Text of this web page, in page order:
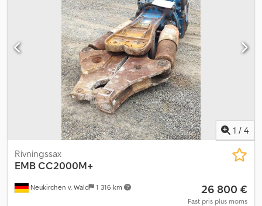
1 / 4
Neukirchen v. Wald 1 316 km
Rivningssax
EMBCC2000M+
26 800 €
Fast pris plus moms